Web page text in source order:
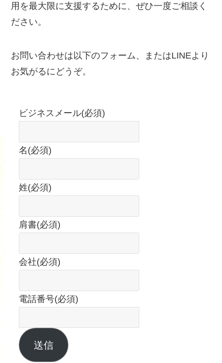
用を最大限に支援するために、ぜひ一度ご相談く
ださい。
お問い合わせは以下のフォーム、またはLINEより
お気がるにどうぞ。
ビジネスメール(必須)
名 (必須)
姓(必須)
肩書(必須)
会社(必須)
電話番号(必須)
送信